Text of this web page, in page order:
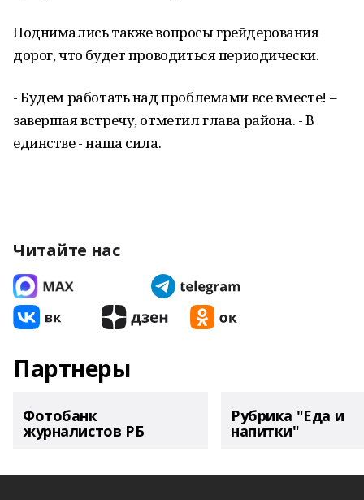
Поднимались также вопросы грейдерования
дорог, что будет проводиться периодически.
- Будем работать над проблемами все вместе! –
завершая встречу, отметил глава района. - В
единстве - наша сила.
Читайте нас
Партнеры
Фотобанк
журналистов РБ
Рубрика "Еда и
напитки"